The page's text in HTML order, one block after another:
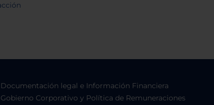
Documentación legal e Información Financiera
Gobierno Corporativo y Política de Remuneraciones